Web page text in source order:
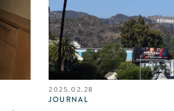
2025.02.28
JOURNAL